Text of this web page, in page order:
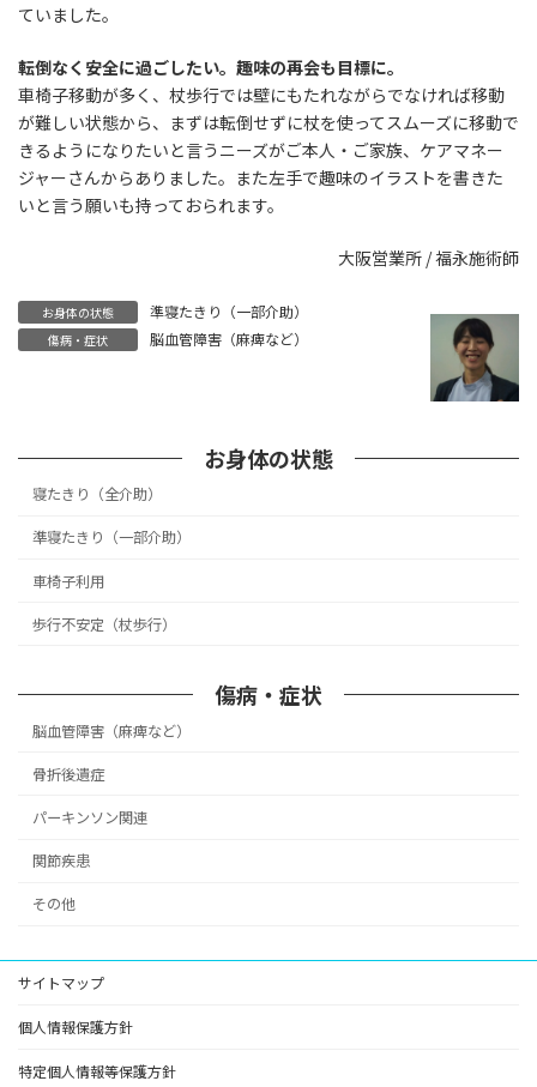
ていました。
転倒なく安全に過ごしたい。趣味の再会も目標に。
車椅子移動が多く、杖歩行では壁にもたれながらでなければ移動
が難しい状態から、まずは転倒せずに杖を使ってスムーズに移動で
きるようになりたいと言うニーズがご本人・ご家族、ケアマネー
ジャーさんからありました。また左手で趣味のイラストを書きた
いと言う願いも持っておられます。
大阪営業所 / 福永施術師
お身体の状態 準寝たきり（一部介助）
傷病・症状 脳血管障害（麻痺など）
お身体の状態
寝たきり（全介助）
準寝たきり（一部介助）
車椅子利用
歩行不安定（杖歩行）
傷病・症状
脳血管障害（麻痺など）
骨折後遺症
パーキンソン関連
関節疾患
その他
募集求人はこちら
サイトマップ
個人情報保護方針
特定個人情報等保護方針